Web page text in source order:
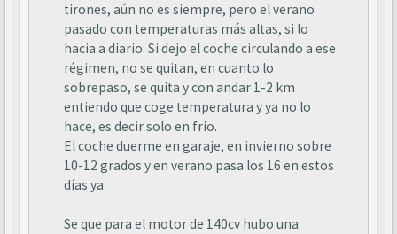
tirones, aún no es siempre, pero el verano
pasado con temperaturas más altas, si lo
hacia a diario. Si dejo el coche circulando a ese
régimen, no se quitan, en cuanto lo
sobrepaso, se quita y con andar 1-2 km
entiendo que coge temperatura y ya no lo
hace, es decir solo en frio.
El coche duerme en garaje, en invierno sobre
10-12 grados y en verano pasa los 16 en estos
días ya.
Se que para el motor de 140cv hubo una